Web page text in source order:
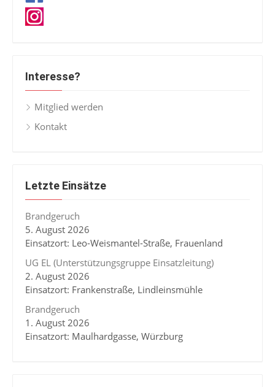
Interesse?
Mitglied werden
Kontakt
Letzte Einsätze
Brandgeruch
5. August 2026
Einsatzort: Leo-Weismantel-Straße, Frauenland
UG EL (Unterstützungsgruppe Einsatzleitung)
2. August 2026
Einsatzort: Frankenstraße, Lindleinsmühle
Brandgeruch
1. August 2026
Einsatzort: Maulhardgasse, Würzburg